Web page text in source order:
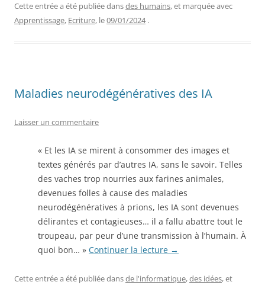
Cette entrée a été publiée dansdes humains, et marquée avec
Apprentissage, Ecriture, le09/01/2024 .
Maladies neurodégénératives des IA
Laisser un commentaire
« Et les IA se mirent à consommer des images et
textes générés par d’autres IA, sans le savoir. Telles
des vaches trop nourries aux farines animales,
devenues folles à cause des maladies
neurodégénératives à prions, les IA sont devenues
délirantes et contagieuses… il a fallu abattre tout le
troupeau, par peur d’une transmission à l’humain. À
quoi bon… » Continuer la lecture →
Cette entrée a été publiée dansde l'informatique,des idées, et